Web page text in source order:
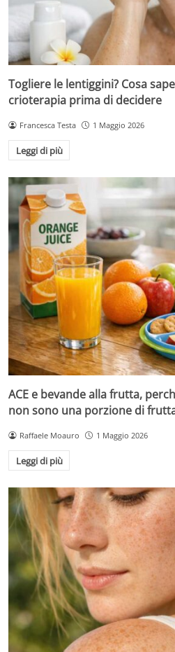
Togliere le lentiggini? Cosa
crioterapia prima di decidere
Francesca Testa 1 Maggio 2026
Leggi di più
ACE e bevande alla frutta,
non sono una porzione di
Raffaele Moauro 1 Maggio 2026
Leggi di più